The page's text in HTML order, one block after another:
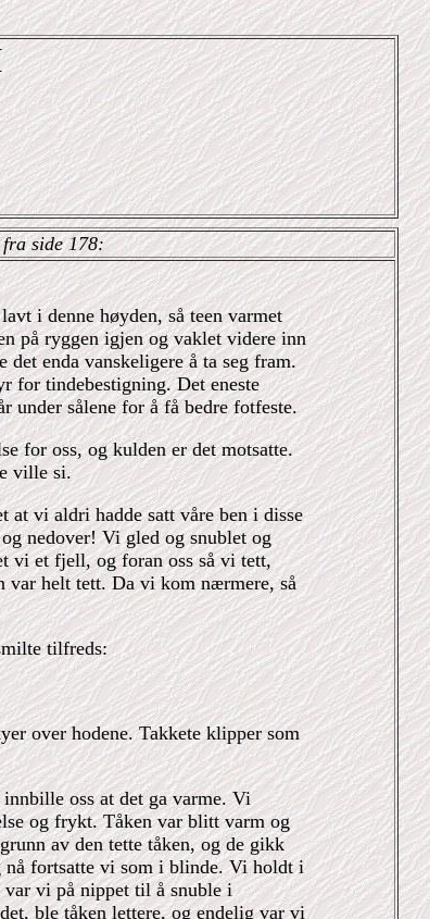
side 178:
i denne høyden, så teen varmet
på ryggen igjen og vaklet videre inn
enda vanskeligere å ta seg fram.
for tindebestigning. Det eneste
under sålene for å få bedre fotfeste.
for oss, og kulden er det motsatte.
ville si.
at vi aldri hadde satt våre ben i disse
nedover! Vi gled og snublet og
vi et fjell, og foran oss så vi tett,
var helt tett. Da vi kom nærmere, så
tilfreds:
over hodene. Takkete klipper som
oss at det ga varme. Vi
og frykt. Tåken var blitt varm og
av den tette tåken, og de gikk
fortsatte vi som i blinde. Vi holdt i
var vi på nippet til å snuble i
ble tåken lettere, og endelig var vi